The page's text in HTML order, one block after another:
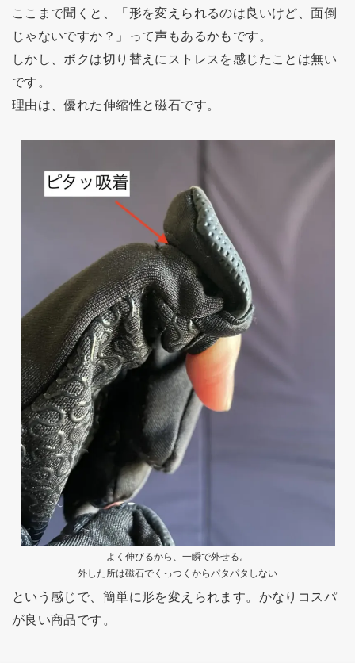
ここまで聞くと、「形を変えられるのは良いけど、面倒
じゃないですか？」って声もあるかもです。
しかし、ボクは切り替えにストレスを感じたことは無い
です。
理由は、優れた伸縮性と磁石です。
よく伸びるから、一瞬で外せる。
外した所は磁石でくっつくからパタパタしない
という感じで、簡単に形を変えられます。かなりコスパ
が良い商品です。